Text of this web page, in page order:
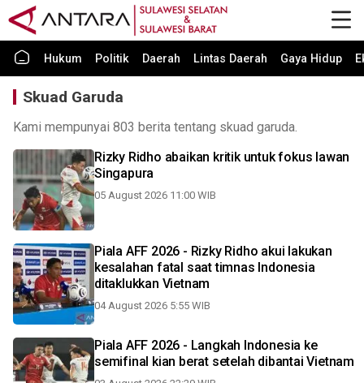
Hukum Politik Daerah Lintas Daerah Gaya Hidup
Skuad Garuda
Kami mempunyai 803 berita tentang skuad garuda.
Rizky Ridho abaikan kritik untuk fokus lawan
Singapura
05 August 2026 11:00 WIB
Piala AFF 2026 - Rizky Ridho akui lakukan
kesalahan fatal saat timnas Indonesia
ditaklukkan Vietnam
04 August 2026 5:55 WIB
Piala AFF 2026 - Langkah Indonesia ke
semifinal kian berat setelah dibantai Vietnam